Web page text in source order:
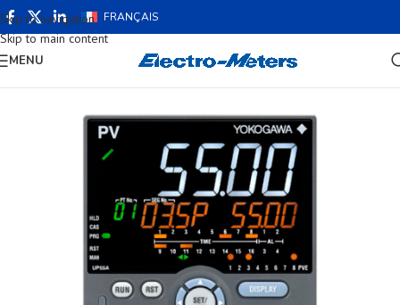
Skip to navigation
Skip to main content
FRANÇAIS
MENU